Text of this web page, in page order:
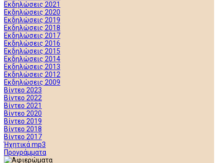
Εκδηλώσεις 2021
Εκδηλώσεις 2020
Εκδηλώσεις 2019
Εκδηλώσεις 2018
Εκδηλώσεις 2017
Εκδηλώσεις 2016
Εκδηλώσεις 2015
Εκδηλώσεις 2014
Εκδηλώσεις 2013
Εκδηλώσεις 2012
Εκδηλώσεις 2009
Βίντεο 2023
Βίντεο 2022
Βίντεο 2021
Βίντεο 2020
Βίντεο 2019
Βίντεο 2018
Βίντεο 2017
Ήχητικά mp3
Προγράμματα